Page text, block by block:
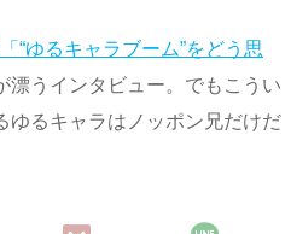
“ゆるキャラブーム”をどう思
うインタビュー。でもこうい
ゆるキャラはノッポン兄だけだ